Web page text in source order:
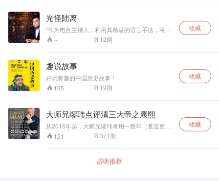
_天风城、费雯莲的有声小屋、汝盼儿、Daisy洳
雪、老妖、君心先生、鬼慈、招财进宝福、笑
笑、饺子、君子吹、黑兔子、石头剪刀布赢了能
怎样、清竹小筑、萱萱爱甜甜、张小杨、初念初
辑！
光怪陆离
"作为电台主持人，利用其精湛的语言手法，将观
众带入到那些离奇的灵异事件当中，使众多灵异
事件爱好者深入其境，探索古老的灵异故事。讲
望，呈现人类文化之美。 "
-- 12期
收藏
趣说故事
好玩有趣的中国历史故事！
165
19期
收藏
大师兄缪玮点评清三大帝之康熙
从2016年起，大师兄缪玮将用一整年（甚至更
长）分享、点评《清宫三大帝》（康熙王朝、雍
正王朝、乾隆王朝），分享王朝与企业的创业、
之大、坚持之不易超乎想象。康熙——讲的是企
业的初创期，如何去创业，如何开拓我们的企
121 371期
收藏
必听推荐